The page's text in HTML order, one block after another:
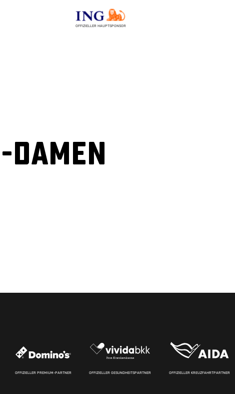
OFFIZIELLER HAUPTSPONSOR
OFFIZIELLER PREMIUM-PARTNER OFFIZIELLER GESUNDHEITSPARTNER OFFIZIELLER KREUZFAHRTPARTNER